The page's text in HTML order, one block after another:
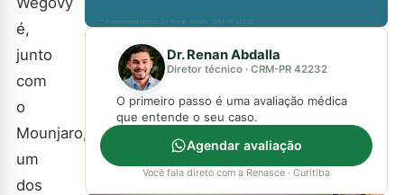
é,
junto
com
o
Mounjaro,
um
dos
* Responsável técnico: Dr. Renan Abdalla, CRM-PR 42232
Dr. Renan Abdalla
Diretor técnico · CRM-PR 42232
O primeiro passo é uma avaliação médica
que entende o seu caso.
Agendar avaliação
Você fala direto com a Renasce · Curitiba